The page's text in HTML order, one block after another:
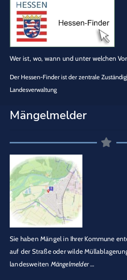
Wer ist, wo, wann und unter welchen
Der Hessen-Finder ist der zentrale
Landesverwaltung
Mängelmelder
Sie haben Mängel in Ihrer Kommune
auf der Straße oder wilde
landesweiten Mängelmelder…